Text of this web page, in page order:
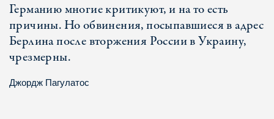
Германию многие критикуют, и на то есть
причины. Но обвинения, посыпавшиеся в адрес
Берлина после вторжения России в Украину,
чрезмерны.
Джордж Пагулатос